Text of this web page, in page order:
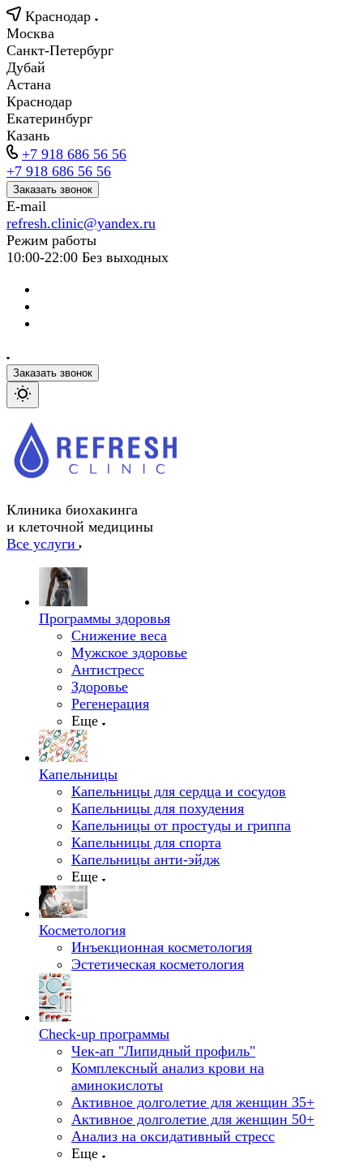
Краснодар
Москва
Санкт-Петербург
Дубай
Астана
Краснодар
Екатеринбург
Казань
+7 918 686 56 56
+7 918 686 56 56
Заказать звонок
E-mail
refresh.clinic@yandex.ru
Режим работы
10:00-22:00 Без выходных
Заказать звонок
Клиника биохакинга
и клеточной медицины
Все услуги
Программы здоровья
Снижение веса
Мужское здоровье
Антистресс
Здоровье
Регенерация
Еще
Капельницы
Капельницы для сердца и сосудов
Капельницы для похудения
Капельницы от простуды и гриппа
Капельницы для спорта
Капельницы анти-эйдж
Еще
Косметология
Инъекционная косметология
Эстетическая косметология
Check-up программы
Чек-ап "Липидный профиль"
Комплексный анализ крови на
аминокислоты
Активное долголетие для женщин 35+
Активное долголетие для женщин 50+
Анализ на оксидативный стресс
Еще